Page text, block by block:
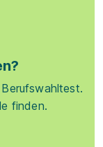
finden.